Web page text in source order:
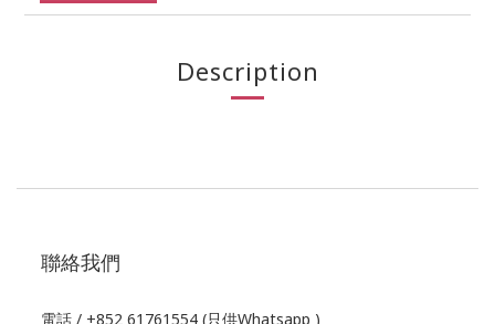
Description
聯絡我們
電話 / +852 61761554 (只供Whatsapp )